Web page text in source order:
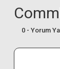
0 - Yorum